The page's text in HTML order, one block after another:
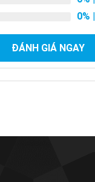
0%
ĐÁNH GIÁ NGAY